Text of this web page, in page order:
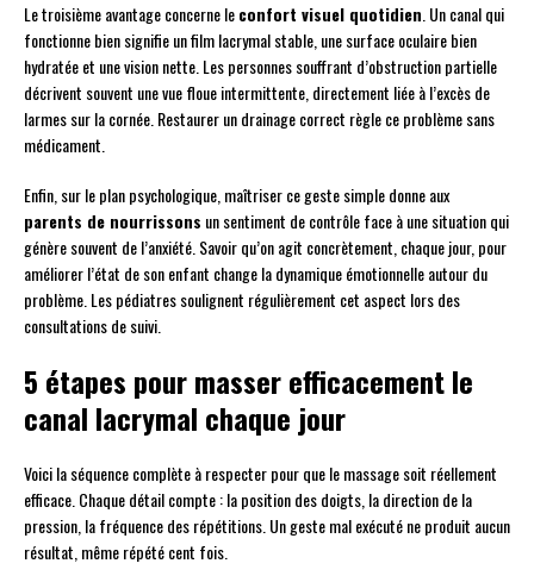
Le troisième avantage concerne leconfort visuel quotidien. Un canal qui
fonctionne bien signifie un film lacrymal stable, une surface oculaire bien
hydratée et une vision nette. Les personnes souffrant d’obstruction partielle
décrivent souvent une vue floue intermittente, directement liée à l’excès de
larmes sur la cornée. Restaurer un drainage correct règle ce problème sans
médicament.
Enfin, sur le plan psychologique, maîtriser ce geste simple donne aux
parents de nourrissons un sentiment de contrôle face à une situation qui
génère souvent de l’anxiété. Savoir qu’on agit concrètement, chaque jour, pour
améliorer l’état de son enfant change la dynamique émotionnelle autour du
problème. Les pédiatres soulignent régulièrement cet aspect lors des
consultations de suivi.
5 étapes pour masser efficacement le
canal lacrymal chaque jour
Voici la séquence complète à respecter pour que le massage soit réellement
efficace. Chaque détail compte : la position des doigts, la direction de la
pression, la fréquence des répétitions. Un geste mal exécuté ne produit aucun
résultat, même répété cent fois.